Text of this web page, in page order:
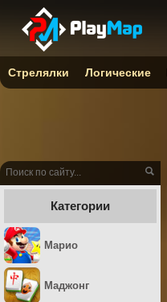
Категории
Марио
Маджонг
Стрелялки Логические